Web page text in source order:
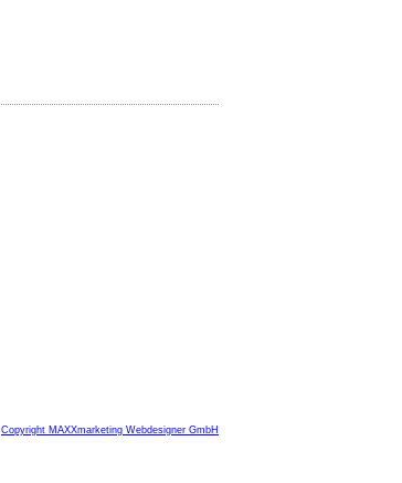
Copyright MAXXmarketing Webdesigner GmbH